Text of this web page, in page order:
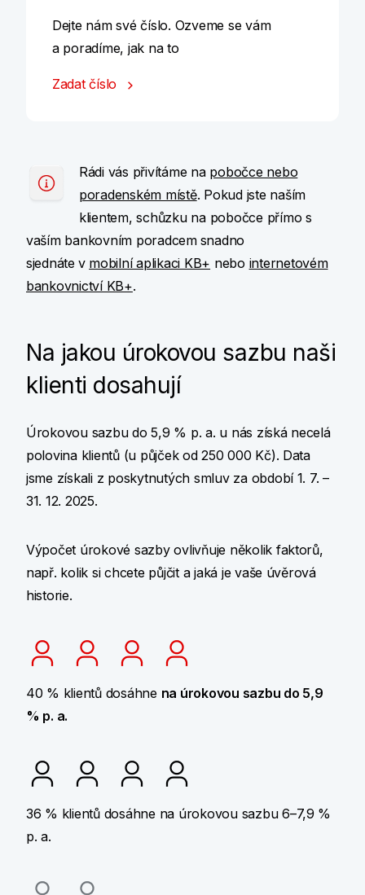
Dejte nám své číslo. Ozveme se vám
a poradíme, jak na to
Zadat číslo
Rádi vás přivítáme na pobočce nebo
poradenském místě. Pokud jste naším
klientem, schůzku na pobočce přímo s
vaším bankovním poradcem snadno
sjednáte v mobilní aplikaci KB+ nebo internetovém
bankovnictví KB+.
Na jakou úrokovou sazbu naši
klienti dosahují
Úrokovou sazbu do 5,9 % p. a. u nás získá necelá
polovina klientů (u půjček od 250 000 Kč). Data
jsme získali z poskytnutých smluv za období 1. 7. –
31. 12. 2025.
Výpočet úrokové sazby ovlivňuje několik faktorů,
např. kolik si chcete půjčit a jaká je vaše úvěrová
historie.
40 % klientů dosáhne na úrokovou sazbu do 5,9
% p. a.
36 % klientů dosáhne na úrokovou sazbu 6–7,9 %
p. a.